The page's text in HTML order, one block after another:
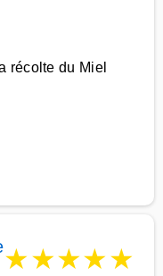
récolte du Miel
★★★★★